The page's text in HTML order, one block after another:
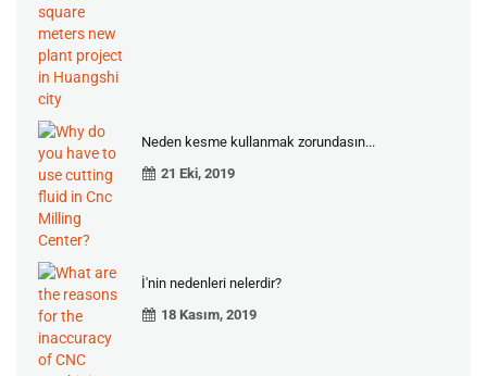
Neden kesme kullanmak zorundasın...
21 Eki, 2019
İ'nin nedenleri nelerdir?
18 Kasım, 2019